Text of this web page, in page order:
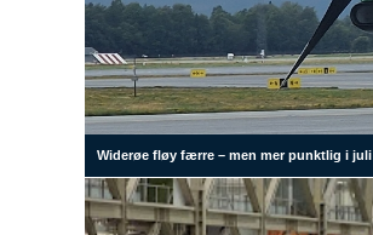
Widerøe fløy færre – men mer punktlig i juli